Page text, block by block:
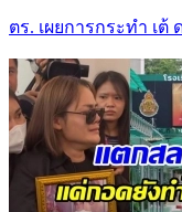
ตร. เผยการกระทำ เ